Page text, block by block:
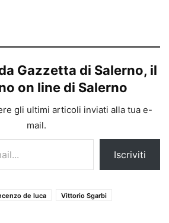
Gazzetta di Salerno, il
on line di Salerno
gli ultimi articoli inviati alla tua e-
mail.
Iscriviti
de luca Vittorio Sgarbi